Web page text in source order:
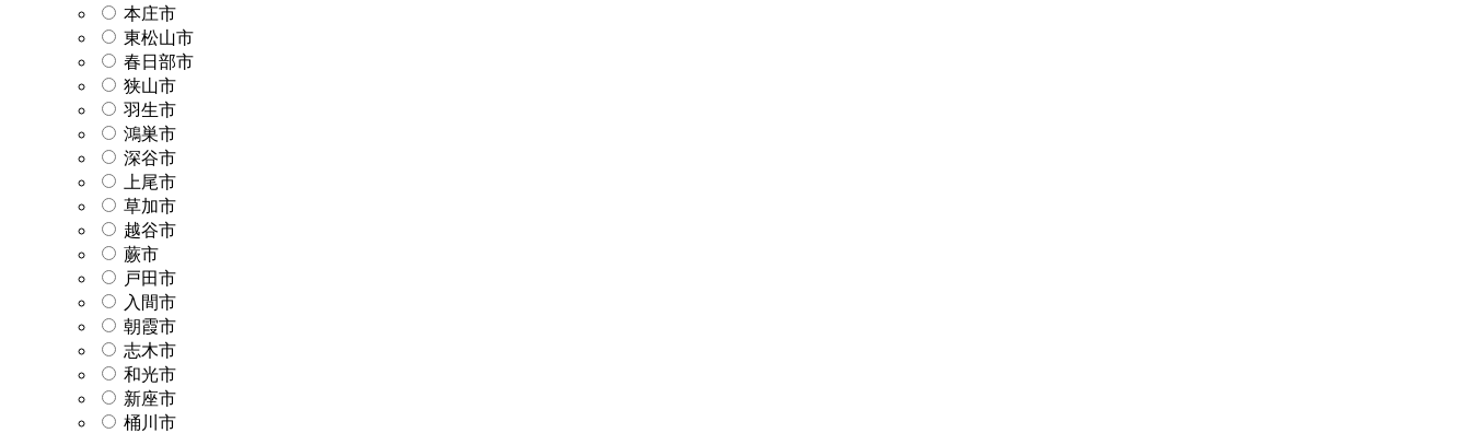
本庄市
東松山市
春日部市
狭山市
羽生市
鴻巣市
深谷市
上尾市
草加市
越谷市
蕨市
戸田市
入間市
朝霞市
志木市
和光市
新座市
桶川市